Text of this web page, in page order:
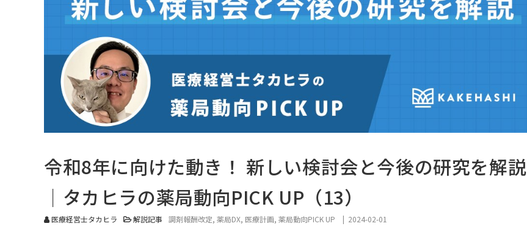
令和8年に向けた動き！ 新しい検討会と今後の研究を解説
｜タカヒラの薬局動向PICK UP（13）
2024-02-01
医療経営士タカヒラ 解説記事 調剤報酬改定 薬局DX 医療計画 薬局動向PICK UP